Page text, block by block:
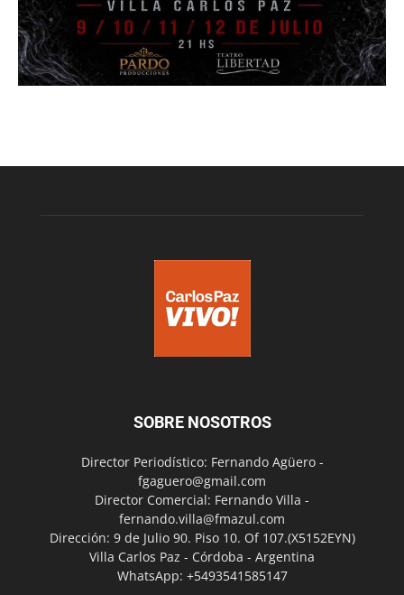
SOBRE NOSOTROS
Director Periodístico: Fernando Agüero -
fgaguero@gmail.com
Director Comercial: Fernando Villa -
fernando.villa@fmazul.com
Dirección: 9 de Julio 90. Piso 10. Of 107.(X5152EYN)
Villa Carlos Paz - Córdoba - Argentina
WhatsApp: +5493541585147